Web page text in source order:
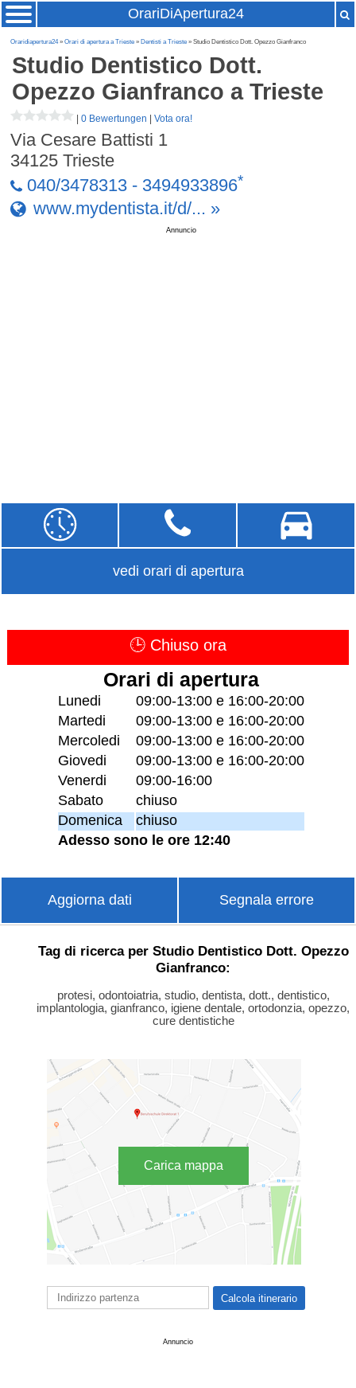
OrariDiApertura24
Oraridiapertura24»Orari di apertura a Trieste » Dentisti a Trieste » Studio Dentistico Dott. Opezzo Gianfranco
Studio Dentistico Dott.
Opezzo Gianfranco a Trieste
|0 Bewertungen |Vota ora!
Via Cesare Battisti 1
34125 Trieste
040/3478313 - 3494933896*
www.mydentista.it/d/... »
Annuncio
vedi orari di apertura
🕒 Chiuso ora
Orari di apertura
Lunedi
09:00-13:00 e 16:00-20:00
Martedi
09:00-13:00 e 16:00-20:00
Mercoledi
09:00-13:00 e 16:00-20:00
Giovedi
09:00-13:00 e 16:00-20:00
Venerdi
09:00-16:00
Sabato
chiuso
Domenica
chiuso
Adesso sono le ore 12:40
Aggiorna dati Segnala errore
Tag di ricerca per Studio Dentistico Dott. Opezzo
Gianfranco:
protesi, odontoiatria, studio, dentista, dott., dentistico,
implantologia, gianfranco, igiene dentale, ortodonzia, opezzo,
cure dentistiche
Carica mappa
Annuncio